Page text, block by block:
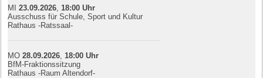
MI23.09.2026 18:00 Uhr
Ausschuss für Schule, Sport und Kultur
Rathaus -Ratssaal-
MO28.09.2026 18:00 Uhr
BfM-Fraktionssitzung
Rathaus -Raum Altendorf-